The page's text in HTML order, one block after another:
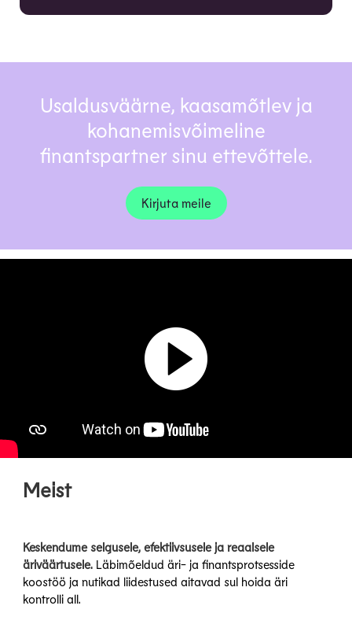
Usaldusväärne, kaasamõtlev ja
kohanemisvõimeline
finantspartner sinu ettevõttele.
Kirjuta meile
Meist
Keskendume selgusele, efektiivsusele ja reaalsele
äriväärtusele. Läbimõeldud äri- ja finantsprotsesside
koostöö ja nutikad liidestused aitavad sul hoida äri
kontrolli all.